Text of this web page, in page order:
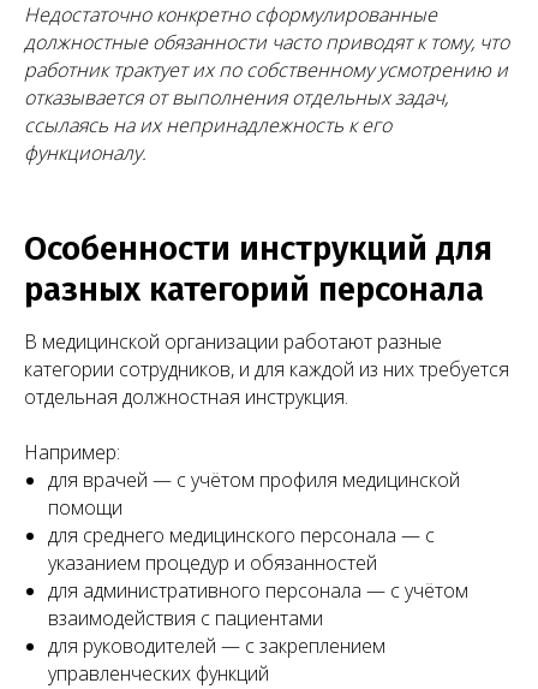
Недостаточно конкретно сформулированные
должностные обязанности часто приводят к тому, что
работник трактует их по собственному усмотрению и
отказывается от выполнения отдельных задач,
ссылаясь на их непринадлежность к его
функционалу.
Особенности инструкций для
разных категорий персонала
В медицинской организации работают разные
категории сотрудников, и для каждой из них требуется
отдельная должностная инструкция.
Например:
для врачей — с учётом профиля медицинской
помощи
для среднего медицинского персонала — с
указанием процедур и обязанностей
для административного персонала — с учётом
взаимодействия с пациентами
для руководителей — с закреплением
управленческих функций
Другие публикации
Предлагаем подборку публикаций с разбором
ключевых аспектов регулирования медицинской
деятельности: трудовые отношения,
лицензирование, защита прав пациентов, договорная
работа и многое другое.